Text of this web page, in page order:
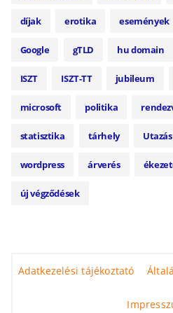
díjak erotika események
Google gTLD hu domain
ISZT ISZT-TT jubileum
microsoft politika
statisztika tárhely Utazás
wordpress árverés
új végződések
Adatkezelési tájékoztató